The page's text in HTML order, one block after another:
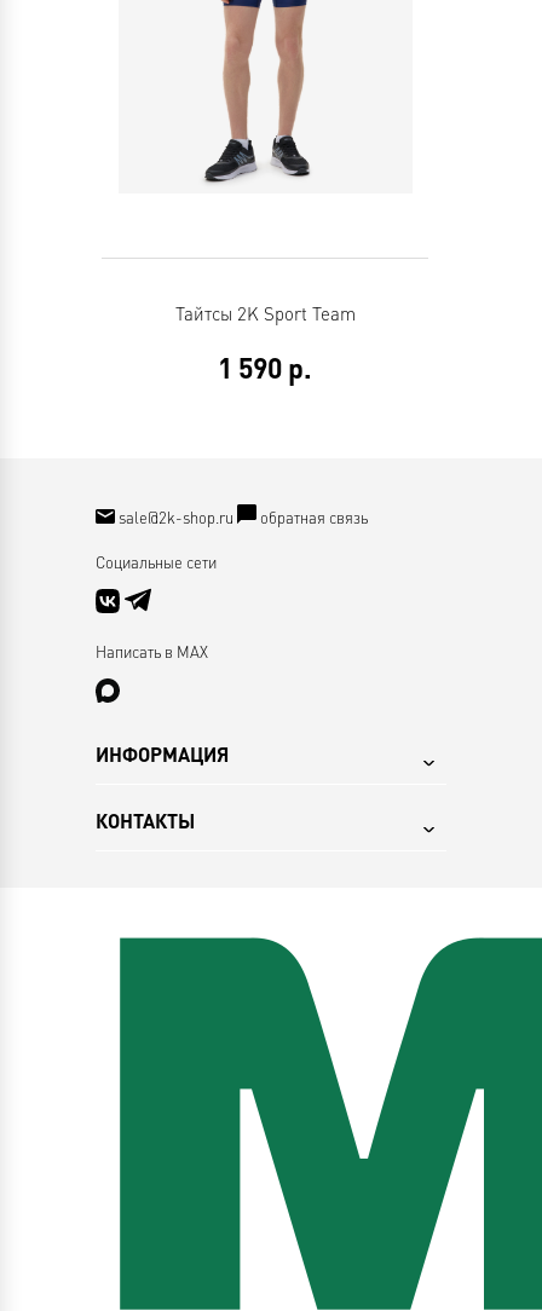
Тайтсы 2K Sport Team
1 590 р.
sale@2k-shop.ru обратная связь
Социальные сети
Написать в MAX
ИНФОРМАЦИЯ
КОНТАКТЫ